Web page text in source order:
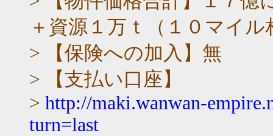
＋資源１万ｔ（１０マイル
> 【保険への加入】無
> 【支払い口座】
> http://maki.wanwan-
turn=last